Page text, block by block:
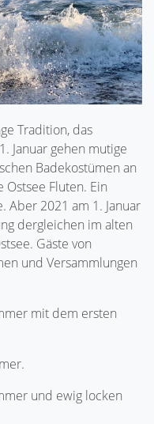
Tradition, das
Januar gehen mutige
Badekostümen an
Fluten. Ein
Aber 2021 am 1. Januar
dergleichen im alten
Gäste von
und Versammlungen
mit dem ersten
und ewig locken